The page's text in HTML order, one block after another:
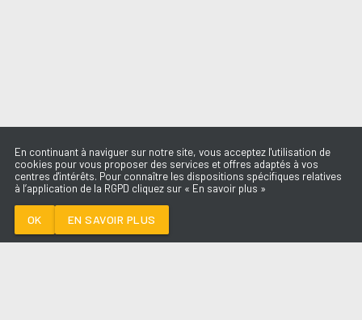
DRACULA (JENNIE
En continuant à naviguer sur notre site, vous acceptez l'utilisation de
cookies pour vous proposer des services et offres adaptés à vos
centres d'intérêts. Pour connaître les dispositions spécifiques relatives
à l’application de la RGPD cliquez sur « En savoir plus »
OK EN SAVOIR PLUS